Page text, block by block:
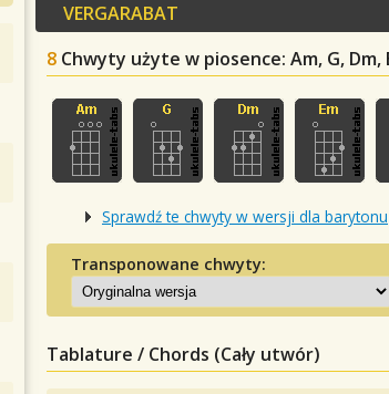
VERGARABAT
8 Chwyty użyte w piosence: Am, G, Dm,
Sprawdź te chwyty w wersji dla barytonu
Transponowane chwyty:
Tablature / Chords (Cały utwór)